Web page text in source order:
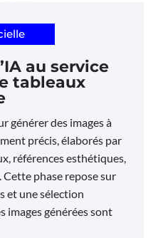
au service
tableaux
générer des images à
précis, élaborés par
références esthétiques,
phase repose sur
et une sélection
images générées sont